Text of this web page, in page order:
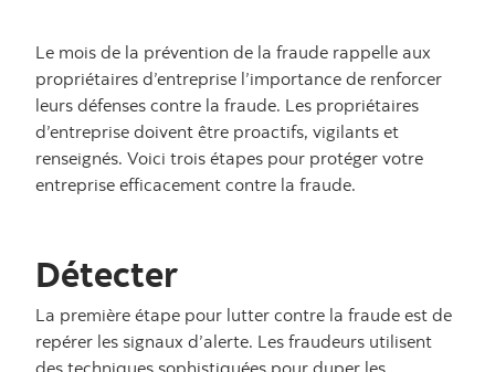
Le mois de la prévention de la fraude rappelle aux
propriétaires d’entreprise l’importance de renforcer
leurs défenses contre la fraude. Les propriétaires
d’entreprise doivent être proactifs, vigilants et
renseignés. Voici trois étapes pour protéger votre
entreprise efficacement contre la fraude.
Détecter
La première étape pour lutter contre la fraude est de
repérer les signaux d’alerte. Les fraudeurs utilisent
des techniques sophistiquées pour duper les